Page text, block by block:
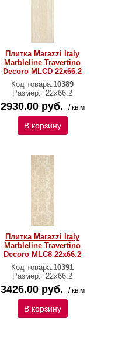
Плитка Marazzi Italy
Marbleline Travertino
Decoro MLCD 22х66.2
Код товара:10389
Размер: 22х66.2
2930.00 руб. / кв.м
В корзину
Плитка Marazzi Italy
Marbleline Travertino
Decoro MLC8 22х66.2
Код товара:10391
Размер: 22х66.2
3426.00 руб. / кв.м
В корзину